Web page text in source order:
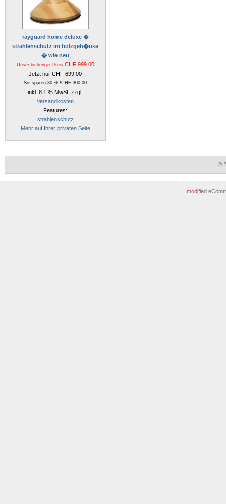
rayguard home deluxe �
strahlenschutz im holzgeh�use
� wie neu
Unser bisheriger Preis CHF 999.00
Jetzt nur CHF 699.00
Sie sparen 30 % /CHF 300.00
inkl. 8.1 % MwSt. zzgl.
Versandkosten
Features:
strahlenschutz
Mehr auf Ihrer privaten Seite
©
modified